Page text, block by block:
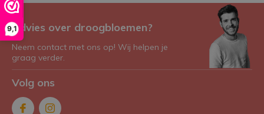
9,1Advies over droogbloemen?
Neem contact met ons op! Wij helpen je
graag verder.
Volg ons